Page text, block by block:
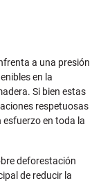
a una presión
en la
Si bien estas
respetuosas
esfuerzo en toda la
deforestación
de reducir la